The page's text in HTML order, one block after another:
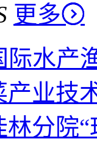
更多
际水产
产业技
分院